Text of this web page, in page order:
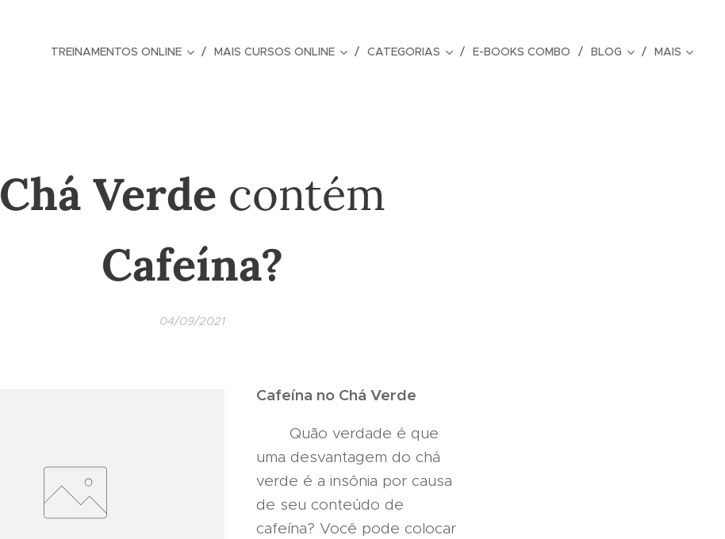
TREINAMENTOS ONLINE MAIS CURSOS ONLINE CATEGORIAS E-BOOKS COMBO BLOG MAIS
Chá Verde contém
Cafeína?
04/09/2021
Cafeína no Chá Verde
Quão verdade é que
uma desvantagem do chá
verde é a insônia por causa
de seu conteúdo de
cafeína? Você pode colocar